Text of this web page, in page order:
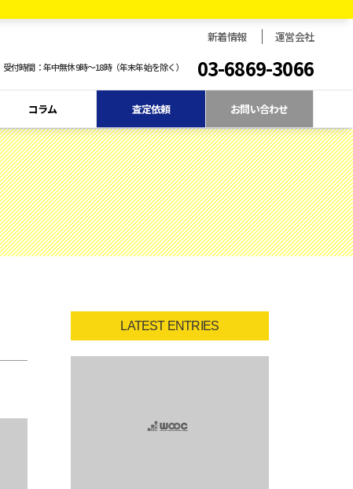
新着情報 運営会社
受付時間：年中無休9時〜18時（年末年始を除く） 03-6869-3066
コラム 査定依頼 お問い合わせ
LATEST ENTRIES